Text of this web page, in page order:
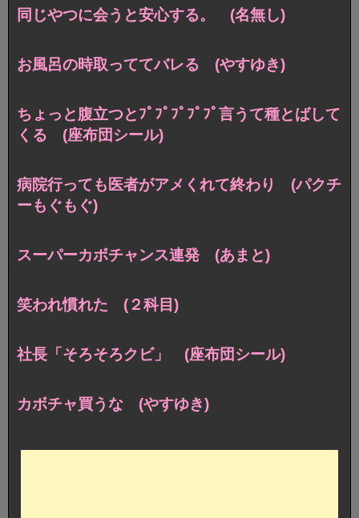
同じやつに会うと安心する。 (名無し)
お風呂の時取っててバレる (やすゆき)
ちょっと腹立つとﾌﾟﾌﾟﾌﾟﾌﾟﾌﾟ言うて種とばして
くる (座布団シール)
病院行っても医者がアメくれて終わり (パクチ
ーもぐもぐ)
スーパーカボチャンス連発 (あまと)
笑われ慣れた (２科目)
社長「そろそろクビ」 (座布団シール)
カボチャ買うな (やすゆき)